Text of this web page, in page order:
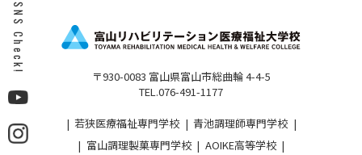
SNS Check!
〒930-0083 富山県富山市総曲輪 4-4-5
TEL.076-491-1177
若狭医療福祉専門学校
青池調理師専門学校
富山調理製菓専門学校
AOIKE高等学校